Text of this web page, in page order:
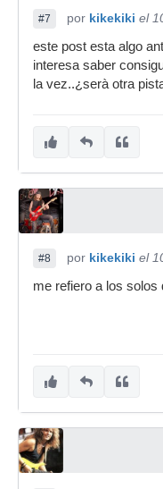
#7 por kikekiki el
este post esta algo
interesa saber
la vez..¿serà otra
#8 por kikekiki el
me refiero a los solos